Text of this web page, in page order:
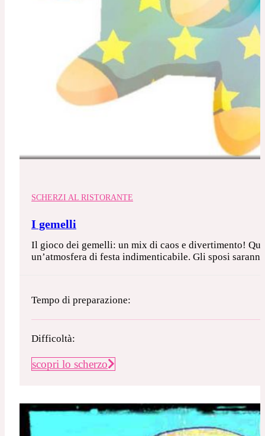
SCHERZI AL RISTORANTE
I gemelli
Il gioco dei gemelli: un mix di caos e divertimento!
un’atmosfera di festa indimenticabile. Gli sposi
Tempo di preparazione:
Difficoltà:
scopri lo scherzo